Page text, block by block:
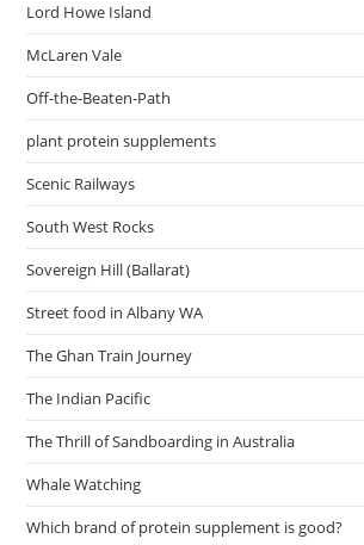
Lord Howe Island
McLaren Vale
Off-the-Beaten-Path
plant protein supplements
Scenic Railways
South West Rocks
Sovereign Hill (Ballarat)
Street food in Albany WA
The Ghan Train Journey
The Indian Pacific
The Thrill of Sandboarding in Australia
Whale Watching
Which brand of protein supplement is good?